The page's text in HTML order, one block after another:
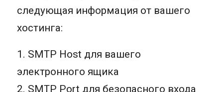
следующая информация от вашего
хостинга:
1. SMTP Host для вашего
электронного ящика
2. SMTP Port для безопасного входа